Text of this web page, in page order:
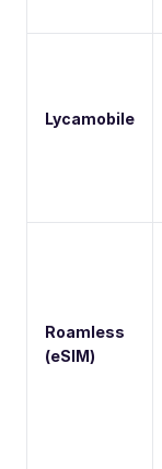
Lycamobile
Roamless
(eSIM)